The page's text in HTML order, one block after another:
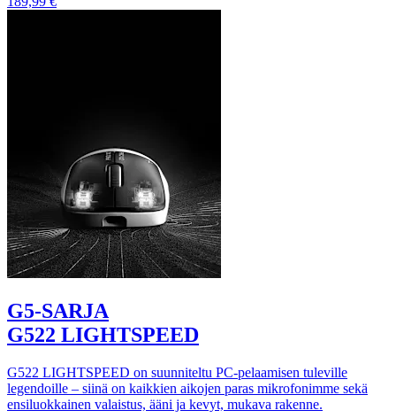
G5-SARJA
G522 LIGHTSPEED
G522 LIGHTSPEED on suunniteltu PC-pelaamisen tuleville
legendoille – siinä on kaikkien aikojen paras mikrofonimme sekä
ensiluokkainen valaistus, ääni ja kevyt, mukava rakenne.